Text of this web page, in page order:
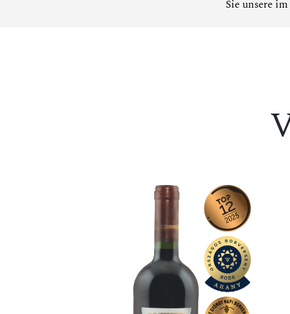
Sieunsere